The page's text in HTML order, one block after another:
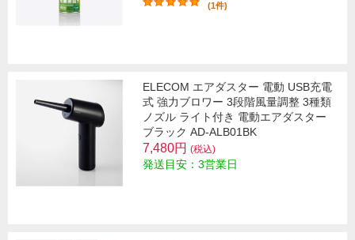
(1件)
ELECOM エアダスター 電動 USB充電
式 強力ブロワー 3段階風量調整 3種類
ノズル ライト付き 電動エアダスター
ブラック AD-ALB01BK
7,480円 (税込)
発送目安：3営業日